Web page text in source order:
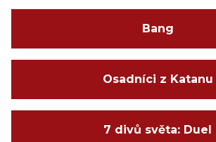
Bang
Osadníci z Katanu
7 divů světa: Duel